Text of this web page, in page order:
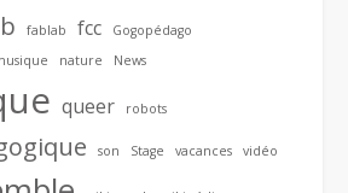
fablab fcc
Gogopédago
nature News
queer robots
son Stage vacances vidéo